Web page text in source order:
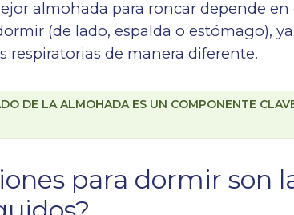
almohada para roncar depende
(de lado, espalda o estómago),
respiratorias de manera diferente.
DE LA ALMOHADA ES UN COMPONENTE
para dormir son